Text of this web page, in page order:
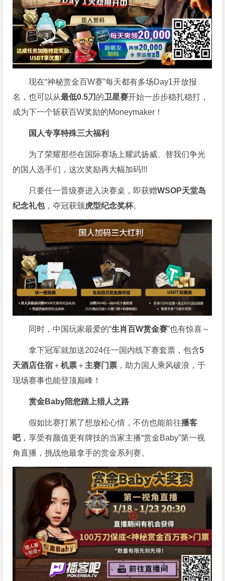
现在“神秘赏金百W赛”每天都有多场Day1开放报
名，也可以从最低0.5刀 的卫星赛开始一步步稳扎稳打，
成为下一个斩获百W奖励的Moneymaker！
国人专享特殊三大福利
为了荣耀那些在国际赛场上耀武扬威、替我们争光
的国人选手们，这次奖励再大幅加码!!!
只要任一晋级赛进入决赛桌，即获赠WSOP天堂岛
纪念礼包，夺冠获颁虎型纪念奖杯。
同时，中国玩家最爱的“生肖百W赏金赛”也有惊喜～
拿下冠军就加送2024任一国内线下赛套票，包含5
天酒店住宿 ＋机票 ＋ 主赛门票 ，助力国人乘风破浪，于
现场赛事也能登顶巅峰！
赏金Baby陪您踏上猎人之路
假如比赛打累了想放松心情，不仿也能前往播客
吧，享受有颜值更有牌技的当家主播“赏金Baby”第一视
角直播，挑战他最拿手的赏金系列赛。